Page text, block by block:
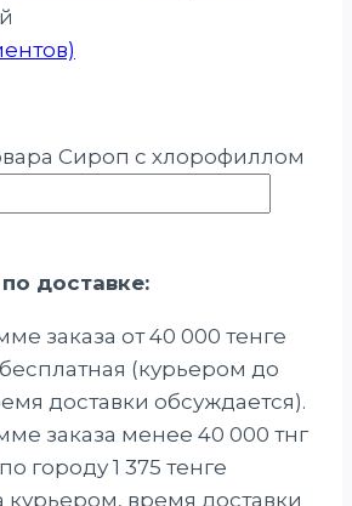
Сироп с хлорофиллом
доставке:
заказа от 40 000 тенге
(курьером до
доставки обсуждается).
заказа менее 40 000 тнг
городу 1 375 тенге
курьером, время доставки